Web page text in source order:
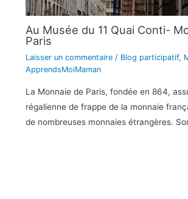
Au Musée du 11 Quai Conti-
Paris
Laisser un commentaire / Blog participatif,
ApprendsMoiMaman
La Monnaie de Paris, fondée en 864,
régalienne de frappe de la monnaie
de nombreuses monnaies étrangères.